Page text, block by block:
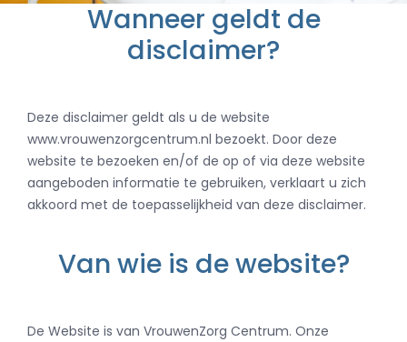
Wanneer geldt de
disclaimer?
Deze disclaimer geldt als u de website
www.vrouwenzorgcentrum.nl bezoekt. Door deze
website te bezoeken en/of de op of via deze website
aangeboden informatie te gebruiken, verklaart u zich
akkoord met de toepasselijkheid van deze disclaimer.
Van wie is de website?
De Website is van VrouwenZorg Centrum. Onze